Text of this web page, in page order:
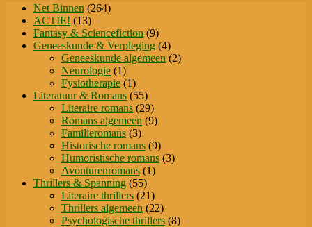
Net Binnen
264264
ACTIE! 1313
producten
Fantasy & Sciencefiction 99
producten
Geneeskunde & Verpleging 44
producten
Geneeskunde algemeen 22
Neurologie 11
product
Fysiotherapie 11
product
Literatuur & Romans 5555
producten
Literaire romans 2929
producten
Romans algemeen 99
Familieromans 33
producten
Historische romans 99
producten
Humoristische romans 33
Avonturenromans 11
Thrillers & Spanning 5555
producten
Literaire thrillers 2121
producten
Thrillers algemeen 2222
producten
Psychologische thrillers 88